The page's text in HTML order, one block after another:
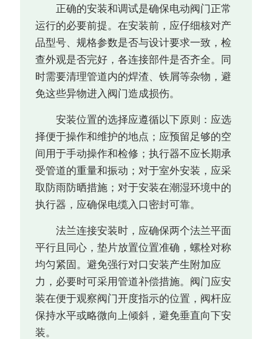
正确的安装和调试是确保电动阀门正常
运行的必要前提。在安装前，应仔细核对产
品型号、规格参数是否与设计要求一致，检
查外观是否完好，各连接部件是否齐全。同
时需要清理管道内的焊渣、铁屑等杂物，避
免这些异物进入阀门造成损伤。
安装位置的选择应遵循以下原则：应选
择便于操作和维护的地点；应预留足够的空
间用于手动操作和检修；执行器不应长期承
受管道的重量和振动；对于室外安装，应采
取防雨防晒措施；对于安装在潮湿环境中的
执行器，应确保电缆入口密封可靠。
法兰连接安装时，应确保两个法兰平面
平行且同心，垫片放置位置准确，螺栓对称
均匀紧固。避免强行对口安装产生附加应
力，必要时可采用管道补偿措施。阀门应安
装在便于观察阀门开度指示的位置，阀杆应
保持水平或略微向上倾斜，避免垂直向下安
装。